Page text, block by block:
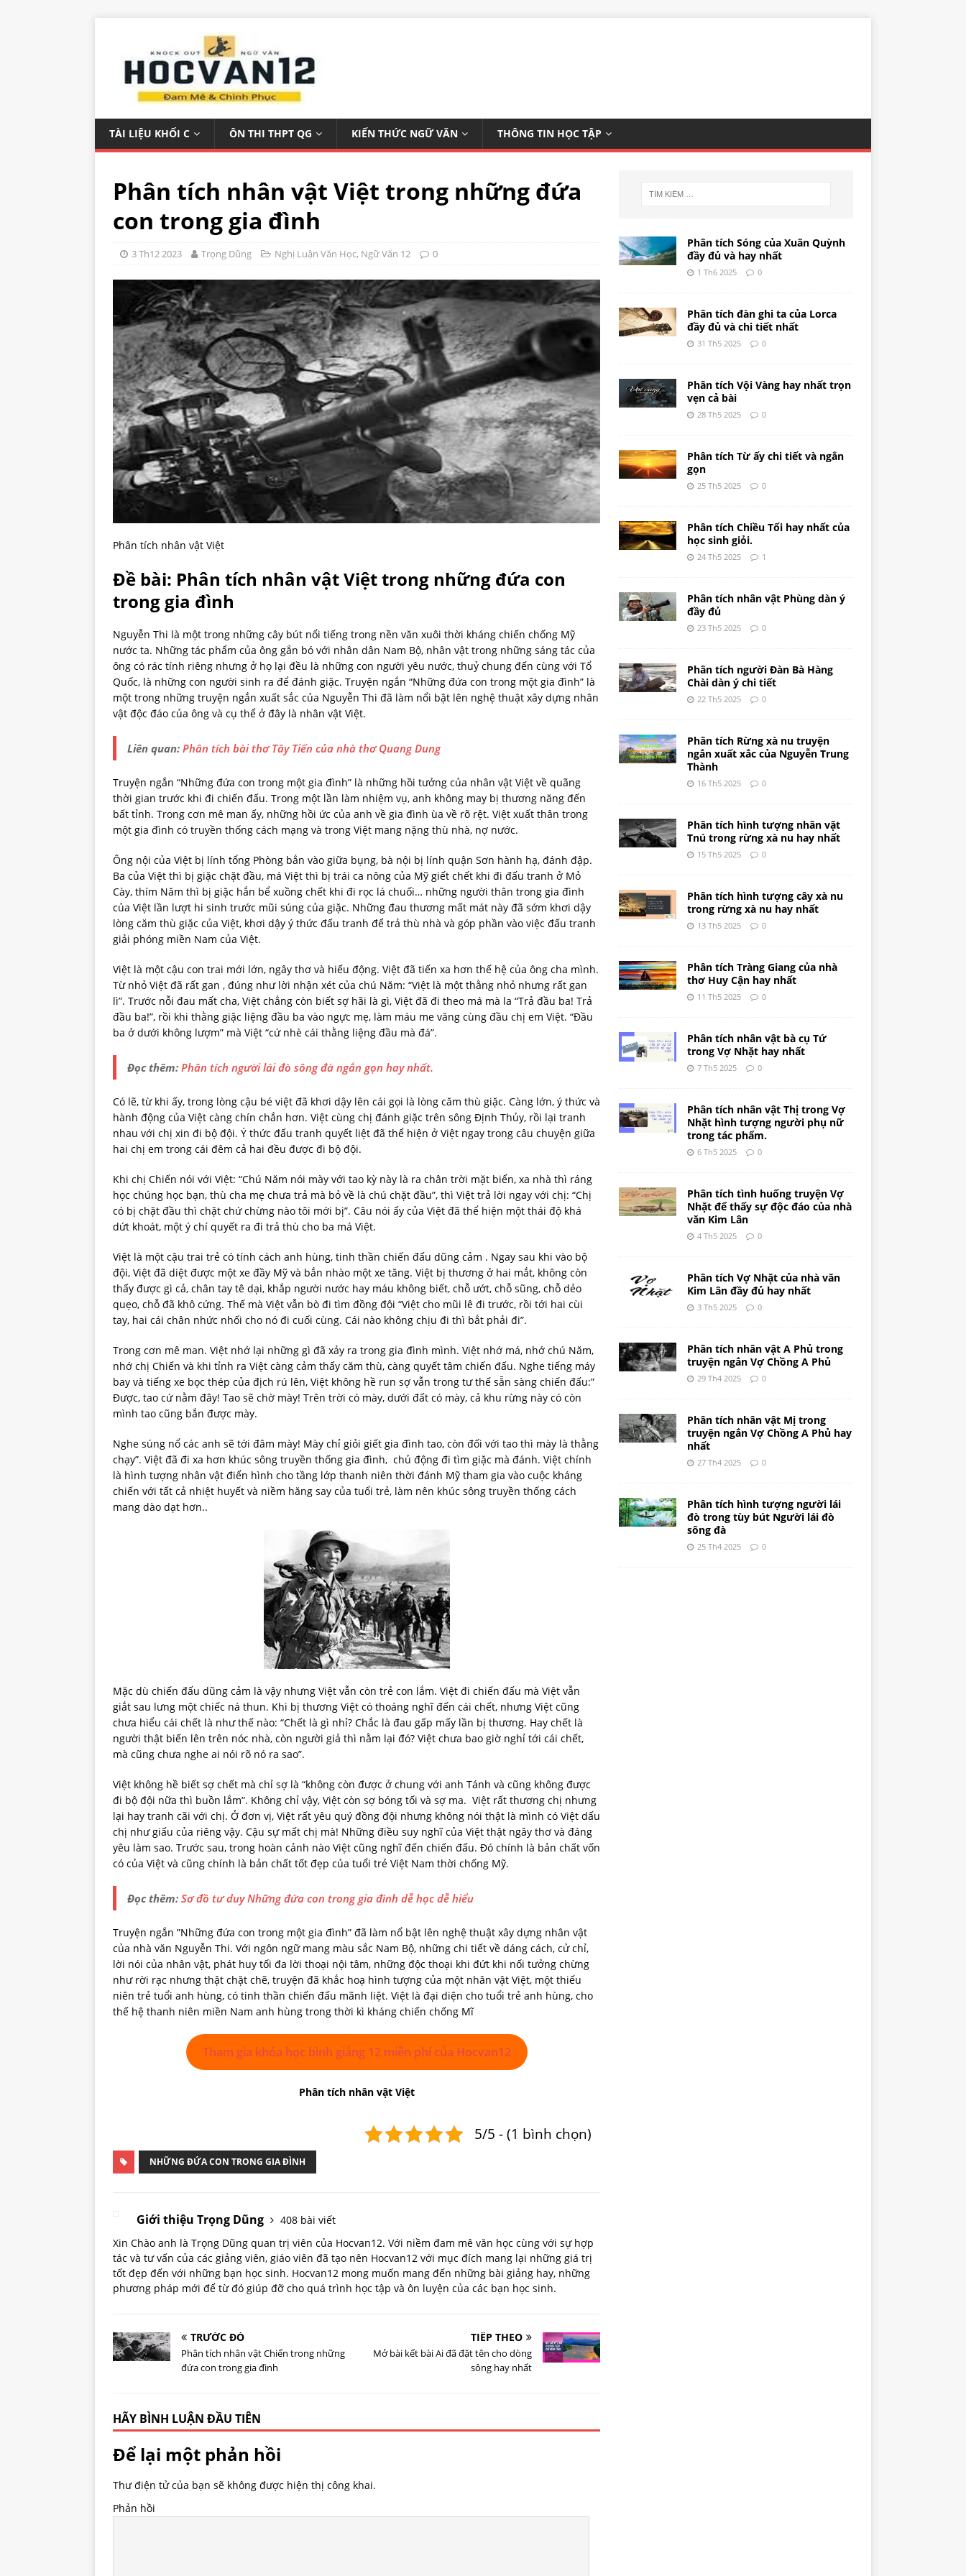
TÀI LIỆU KHỐI C ÔN THI THPT QG KIẾN THỨC NGỮ VĂN THÔNG TIN HỌC TẬP
Phân tích nhân vật Việt trong những đứa
con trong gia đình
3 Th12 2023 Trọng Dũng Nghị Luận Văn Học, Ngữ Văn 12 0
Phân tích nhân vật Việt
Đề bài: Phân tích nhân vật Việt trong những đứa con
trong gia đình
Nguyễn Thi là một trong những cây bút nổi tiếng trong nền văn xuôi thời kháng chiến chống Mỹ
nước ta. Những tác phẩm của ông gắn bó với nhân dân Nam Bộ, nhân vật trong những sáng tác của
ông có rác tính riêng nhưng ở họ lại đều là những con người yêu nước, thuỷ chung đến cùng với Tổ
Quốc, là những con người sinh ra để đánh giặc. Truyện ngắn “Những đứa con trong một gia đình” là
một trong những truyện ngắn xuất sắc của Nguyễn Thi đã làm nổi bật lên nghệ thuật xây dựng nhân
vật độc đáo của ông và cụ thể ở đây là nhân vật Việt.
Liên quan: Phân tích bài thơ Tây Tiến của nhà thơ Quang Dung
Truyện ngắn “Những đứa con trong một gia đình” là những hồi tưởng của nhân vật Việt về quãng
thời gian trước khi đi chiến đấu. Trong một lần làm nhiệm vụ, anh không may bị thương năng đến
bất tỉnh. Trong cơn mê man ấy, những hồi ức của anh về gia đình ùa về rõ rệt. Việt xuất thân trong
một gia đình có truyền thống cách mạng và trong Việt mang nặng thù nhà, nợ nước.
Ông nội của Việt bị lính tổng Phòng bắn vào giữa bụng, bà nội bị lính quận Sơn hành hạ, đánh đập.
Ba của Việt thì bị giặc chặt đầu, má Việt thì bị trái ca nông của Mỹ giết chết khi đi đấu tranh ở Mỏ
Cày, thím Năm thì bị giặc hắn bể xuồng chết khi đi rọc lá chuối… những người thân trong gia đình
của Việt lần lượt hi sinh trước mũi súng của giặc. Những đau thương mất mát này đã sớm khơi dậy
lòng căm thù giặc của Việt, khơi dậy ý thức đấu tranh để trả thù nhà và góp phần vào việc đấu tranh
giải phóng miền Nam của Việt.
Việt là một cậu con trai mới lớn, ngây thơ và hiếu động. Việt đã tiến xa hơn thế hệ của ông cha mình.
Từ nhỏ Việt đã rất gan , đúng như lời nhận xét của chú Năm: “Việt là một thằng nhỏ nhưng rất gan
lì”. Trước nỗi đau mất cha, Việt chẳng còn biết sợ hãi là gì, Việt đã đi theo má mà la “Trả đầu ba! Trả
đầu ba!”, rồi khi thằng giặc liệng đầu ba vào ngực mẹ, làm máu me văng cùng đầu chị em Việt. “Đầu
ba ở dưới không lượm” mà Việt “cứ nhè cái thằng liệng đầu mà đá”.
Đọc thêm: Phân tích người lái đò sông đà ngắn gọn hay nhất.
Có lẽ, từ khi ấy, trong lòng cậu bé việt đã khơi dậy lên cái gọi là lòng căm thù giặc. Càng lớn, ý thức và
hành động của Việt càng chín chắn hơn. Việt cùng chị đánh giặc trên sông Định Thủy, rồi lại tranh
nhau với chị xin đi bộ đội. Ý thức đấu tranh quyết liệt đã thể hiện ở Việt ngay trong câu chuyện giữa
hai chị em trong cái đêm cả hai đều được đi bộ đội.
Khi chị Chiến nói với Việt: “Chú Năm nói mày với tao kỳ này là ra chân trời mặt biển, xa nhà thì ráng
học chúng học bạn, thù cha mẹ chưa trả mà bỏ về là chú chặt đầu”, thì Việt trả lời ngay với chị: “Chị
có bị chặt đầu thì chặt chứ chừng nào tôi mới bị”. Câu nói ấy của Việt đã thể hiện một thái độ khá
dứt khoát, một ý chí quyết ra đi trả thù cho ba má Việt.
Việt là một cậu trai trẻ có tính cách anh hùng, tinh thần chiến đấu dũng cảm . Ngay sau khi vào bộ
đội, Việt đã diệt được một xe đầy Mỹ và bắn nhào một xe tăng. Việt bị thương ở hai mắt, không còn
thấy được gì cả, chân tay tê dại, khắp người nước hay máu không biết, chỗ ướt, chỗ sũng, chỗ dẻo
quẹo, chỗ đã khô cứng. Thế mà Việt vẫn bò đi tìm đồng đội “Việt cho mũi lê đi trước, rồi tới hai cùi
tay, hai cái chân nhức nhối cho nó đi cuối cùng. Cái nào không chịu đi thì bắt phải đi”.
Trong cơn mê man. Việt nhớ lại những gì đã xảy ra trong gia đình mình. Việt nhớ má, nhớ chú Năm,
nhớ chị Chiến và khi tỉnh ra Việt càng cảm thấy căm thù, càng quyết tâm chiến đấu. Nghe tiếng máy
bay và tiếng xe bọc thép của địch rú lên, Việt không hề run sợ vẫn trong tư thế sẵn sàng chiến đấu:”
Được, tao cứ nằm đây! Tao sẽ chờ mày! Trên trời có mày, dưới đất có mày, cả khu rừng này có còn
mình tao cũng bắn được mày.
Nghe súng nổ các anh sẽ tới đâm mày! Mày chỉ giỏi giết gia đình tao, còn đối với tao thì mày là thằng
chạy”. Việt đã đi xa hơn khúc sông truyền thống gia đình, chủ động đi tìm giặc mà đánh. Việt chính
là hình tượng nhân vật điển hình cho tầng lớp thanh niên thời đánh Mỹ tham gia vào cuộc kháng
chiến với tất cả nhiệt huyết và niềm hăng say của tuổi trẻ, làm nên khúc sông truyền thống cách
mang dào dạt hơn..
Mặc dù chiến đấu dũng cảm là vậy nhưng Việt vẫn còn trẻ con lắm. Việt đi chiến đấu mà Việt vẫn
giắt sau lưng một chiếc ná thun. Khi bị thương Việt có thoáng nghĩ đến cái chết, nhưng Việt cũng
chưa hiểu cái chết là như thế nào: “Chết là gì nhỉ? Chắc là đau gấp mấy lần bị thương. Hay chết là
người thật biến lên trên nóc nhà, còn người giả thì nằm lại đó? Việt chưa bao giờ nghỉ tới cái chết,
mà cũng chưa nghe ai nói rõ nó ra sao”.
Việt không hề biết sợ chết mà chỉ sợ là “không còn được ở chung với anh Tánh và cũng không được
đi bộ đội nữa thì buồn lắm”. Không chỉ vậy, Việt còn sợ bóng tối và sợ ma. Việt rất thương chị nhưng
lại hay tranh cãi với chị. Ở đơn vị, Việt rất yêu quý đồng đội nhưng không nói thật là mình có Việt dấu
chị như giấu của riêng vậy. Cậu sự mất chị mà! Những điều suy nghĩ của Việt thật ngây thơ và đáng
yêu làm sao. Trước sau, trong hoàn cảnh nào Việt cũng nghĩ đến chiến đấu. Đó chính là bản chất vốn
có của Việt và cũng chính là bản chất tốt đẹp của tuổi trẻ Việt Nam thời chống Mỹ.
Đọc thêm: Sơ đồ tư duy Những đứa con trong gia đình dễ học dễ hiểu
Truyện ngắn ”Những đứa con trong một gia đình” đã làm nổ bật lên nghệ thuật xây dựng nhân vật
của nhà văn Nguyễn Thi. Với ngôn ngữ mang màu sắc Nam Bộ, những chi tiết về dáng cách, cử chỉ,
lời nói của nhân vật, phát huy tối đa lời thoại nội tâm, những độc thoại khi đứt khi nối tưởng chừng
như rời rạc nhưng thật chặt chẽ, truyện đã khắc hoạ hình tượng của một nhân vật Việt, một thiếu
niên trẻ tuổi anh hùng, có tinh thần chiến đấu mãnh liệt. Việt là đại diện cho tuổi trẻ anh hùng, cho
thế hệ thanh niên miền Nam anh hùng trong thời kì kháng chiến chống Mĩ
Tham gia khóa học bình giảng 12 miễn phí của Hocvan12
Phân tích nhân vật Việt
5/5 - (1 bình chọn)
NHỮNG ĐỨA CON TRONG GIA ĐÌNH
Giới thiệu Trọng Dũng
408 bài viết
Xin Chào anh là Trọng Dũng quan trị viên của Hocvan12. Với niềm đam mê văn học cùng với sự hợp
tác và tư vấn của các giảng viên, giáo viên đã tạo nên Hocvan12 với mục đích mang lại những giá trị
tốt đẹp đến với những bạn học sinh. Hocvan12 mong muốn mang đến những bài giảng hay, những
phương pháp mới để từ đó giúp đỡ cho quá trình học tập và ôn luyện của các bạn học sinh.
TRƯỚC ĐÓ
Phân tích nhân vật Chiến trong những
đứa con trong gia đình
TIẾP THEO
Mở bài kết bài Ai đã đặt tên cho dòng
sông hay nhất
HÃY BÌNH LUẬN ĐẦU TIÊN
Để lại một phản hồi
Thư điện tử của bạn sẽ không được hiện thị công khai.
Phản hồi
Phân tích Sóng của Xuân Quỳnh
đầy đủ và hay nhất
1 Th6 2025 0
Phân tích đàn ghi ta của Lorca
đầy đủ và chi tiết nhất
31 Th5 2025 0
Phân tích Vội Vàng hay nhất trọn
vẹn cả bài
28 Th5 2025 0
Phân tích Từ ấy chi tiết và ngắn
gọn
25 Th5 2025 0
Phân tích Chiều Tối hay nhất của
học sinh giỏi.
24 Th5 2025 1
Phân tích nhân vật Phùng dàn ý
đầy đủ
23 Th5 2025 0
Phân tích người Đàn Bà Hàng
Chài dàn ý chi tiết
22 Th5 2025 0
Phân tích Rừng xà nu truyện
ngắn xuất xắc của Nguyễn Trung
Thành
16 Th5 2025 0
Phân tích hình tượng nhân vật
Tnú trong rừng xà nu hay nhất
15 Th5 2025 0
Phân tích hình tượng cây xà nu
trong rừng xà nu hay nhất
13 Th5 2025 0
Phân tích Tràng Giang của nhà
thơ Huy Cận hay nhất
11 Th5 2025 0
Phân tích nhân vật bà cụ Tứ
trong Vợ Nhặt hay nhất
7 Th5 2025 0
Phân tích nhân vật Thị trong Vợ
Nhặt hình tượng người phụ nữ
trong tác phẩm.
6 Th5 2025 0
Phân tích tình huống truyện Vợ
Nhặt để thấy sự độc đáo của nhà
văn Kim Lân
4 Th5 2025 0
Phân tích Vợ Nhặt của nhà văn
Kim Lân đầy đủ hay nhất
3 Th5 2025 0
Phân tích nhân vật A Phủ trong
truyện ngắn Vợ Chồng A Phủ
29 Th4 2025 0
Phân tích nhân vật Mị trong
truyện ngắn Vợ Chồng A Phủ hay
nhất
27 Th4 2025 0
Phân tích hình tượng người lái
đò trong tùy bút Người lái đò
sông đà
25 Th4 2025 0